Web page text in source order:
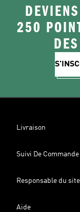
250
Livraison
Suivi De Commande
Responsable du site
Aide